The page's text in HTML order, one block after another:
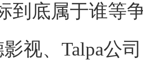
到底属于谁等
视、Talpa公